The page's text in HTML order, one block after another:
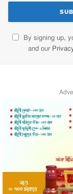
By signing up,
and our